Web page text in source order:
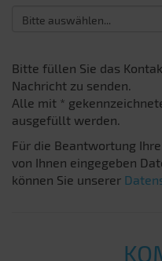
Bitte füllen Sie das
Nachricht zu senden.
Alle mit *
ausgefüllt werden.
Für die Beantwortung
von Ihnen eingegeben
können Sie unserer